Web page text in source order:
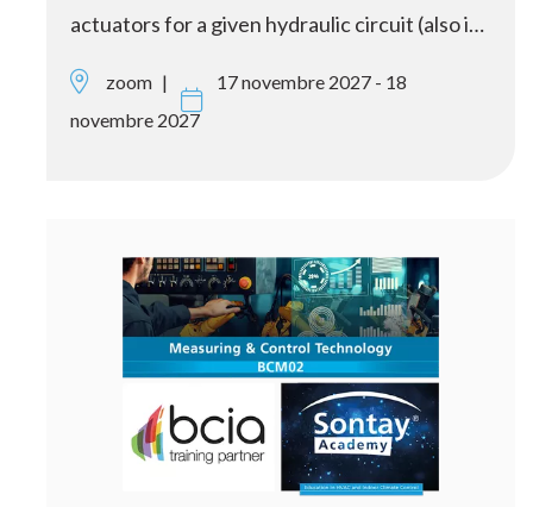
actuators for a given hydraulic circuit (also i…
zoom
17 novembre 2027 - 18
novembre 2027